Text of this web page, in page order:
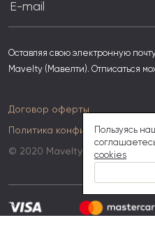
Оставляя свою электронную
Mavelty (Мавелти). Отписаться
Договор оферты
Политика
© 2020 Mavelty
Пользуясь
cookies